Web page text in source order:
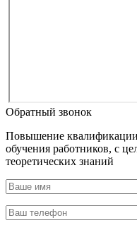
Обратный звонок
Повышение
обучения работников, с
теоретических знаний